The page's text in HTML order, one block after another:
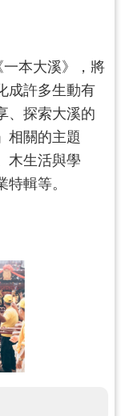
本大溪》，將
成許多生動有
、探索大溪的
相關的主題
木生活與學
輯等。